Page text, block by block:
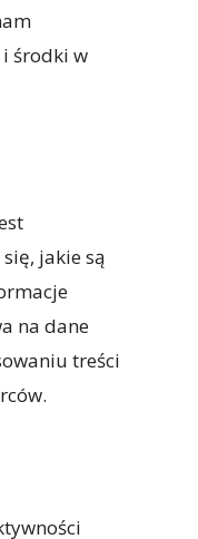
środki w
jakie są
na dane
treści